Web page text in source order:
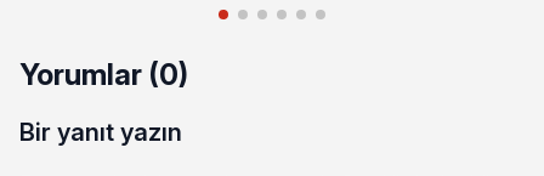
Yorumlar (0)
Bir yanıt yazın